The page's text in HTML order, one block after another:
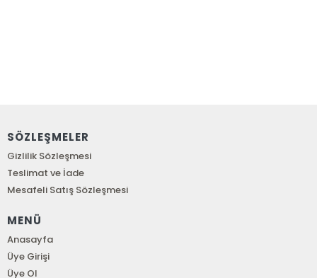
SÖZLEŞMELER
Gizlilik Sözleşmesi
Teslimat ve İade
Mesafeli Satış Sözleşmesi
MENÜ
Anasayfa
Üye Girişi
Üye Ol